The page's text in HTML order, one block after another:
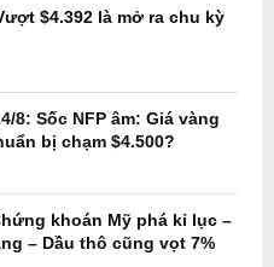
H
$4.392 là mở ra chu kỳ
8: Sốc NFP âm: Giá vàng
bị chạm $4.500?
khoán Mỹ phá kỉ lục –
– Dầu thô cũng vọt 7%